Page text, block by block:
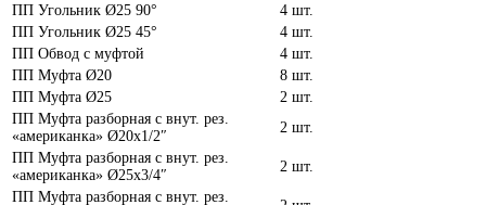
ПП Угольник Ø25 90°
4 шт.
ПП Угольник Ø25 45°
4 шт.
ПП Обвод с муфтой
4 шт.
ПП Муфта Ø20
8 шт.
ПП Муфта Ø25
2 шт.
ПП Муфта разборная с внут. рез.
«американка» Ø20х1/2″
2 шт.
ПП Муфта разборная с внут. рез.
«американка» Ø25х3/4″
2 шт.
ПП Муфта разборная с внут. рез.